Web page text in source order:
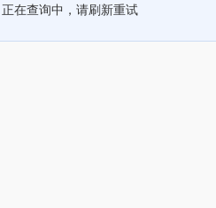
正在查询中，请刷新重试